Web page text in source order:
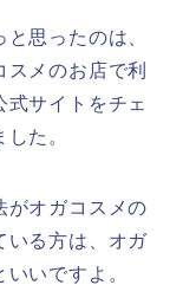
思ったのは、
メのお店で利
サイトをチェ
た。
がオガコスメの
いる方は、オガ
いですよ。